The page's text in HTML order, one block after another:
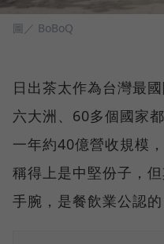
圖／ BoBoQ
日出茶太作為台灣最
六大洲、60多個國家
一年約40億營收規模
稱得上是中堅份子，
手腕，是餐飲業公認的